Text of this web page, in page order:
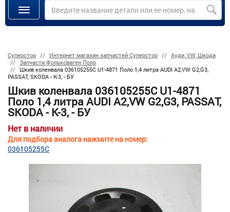
Суперстор Интернет магазин запчастей Суперстор
Ауди, VW, Шкода
Запчасти Фольксваген Поло
Шкив коленвала 036105255C U1-4871 Поло 1,4 литра AUDI A2,VW G2,G3,
PASSAT, SKODA - К-3, - БУ
Шкив коленвала 036105255C U1-4871
Поло 1,4 литра AUDI A2,VW G2,G3, PASSAT,
SKODA - К-3, - БУ
Нет в наличии
Для подбора аналога нажмите на номер:
036105255C